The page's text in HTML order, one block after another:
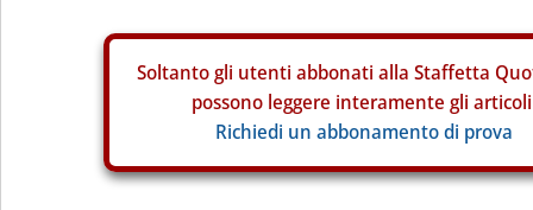
Soltanto gli utenti abbonati alla Staffetta
possono leggere interamente gli
Richiedi un abbonamento di prova